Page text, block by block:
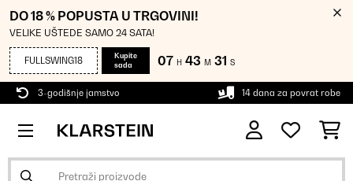
DO 18 % POPUSTA U TRGOVINI!
VELIKE UŠTEDE SAMO 24 SATA!
FULLSWING18
Kupite
sada
07 H 43 M 31 S
3-godišnje jamstvo 14 dana za povrat robe